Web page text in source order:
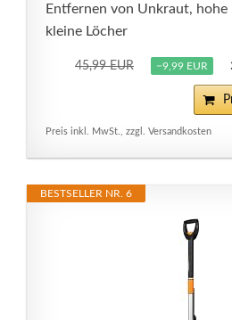
Entfernen von Unkraut, hohe
kleine Löcher
45,99 EUR −9,99 EUR
Preis inkl. MwSt., zzgl. Versandkosten
BESTSELLER NR. 6